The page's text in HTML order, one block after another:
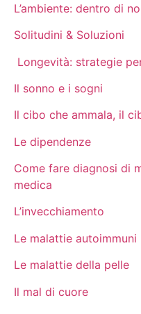
L’ambiente: dentro di
Solitudini & Soluzioni
Longevità: strategie
Il sonno e i sogni
Il cibo che ammala, il
Le dipendenze
Come fare diagnosi di
medica
L’invecchiamento
Le malattie autoimmuni
Le malattie della pelle
Il mal di cuore